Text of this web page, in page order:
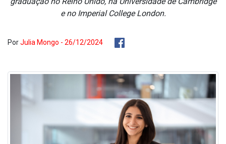
e no Imperial College London.
PorJulia Mongo - 26/12/2024